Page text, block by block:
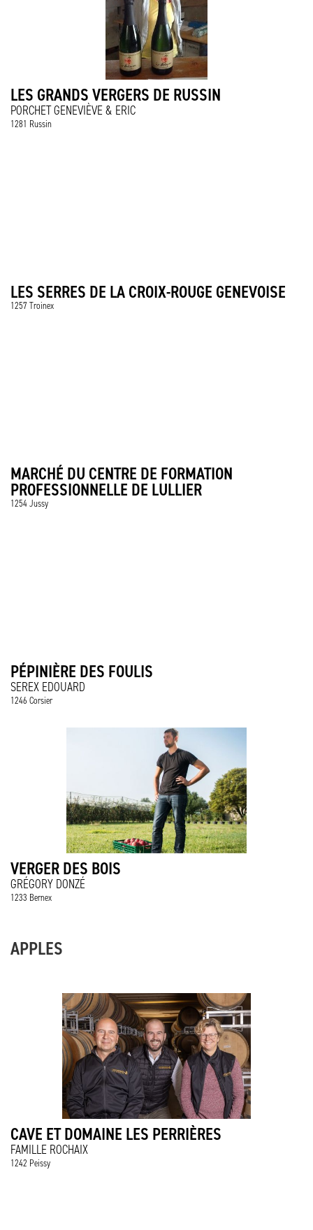
LES GRANDS VERGERS DE RUSSIN
PORCHET GENEVIÈVE & ERIC
1281 Russin
LES SERRES DE LA CROIX-ROUGE GENEVOISE
1257 Troinex
MARCHÉ DU CENTRE DE FORMATION
PROFESSIONNELLE DE LULLIER
1254 Jussy
PÉPINIÈRE DES FOULIS
SEREX EDOUARD
1246 Corsier
VERGER DES BOIS
GRÉGORY DONZÉ
1233 Bernex
APPLES
CAVE ET DOMAINE LES PERRIÈRES
FAMILLE ROCHAIX
1242 Peissy